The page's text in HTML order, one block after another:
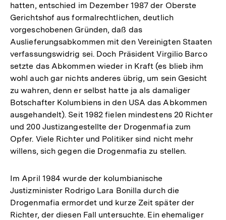
hatten, entschied im Dezember 1987 der Oberste
Gerichtshof aus formalrechtlichen, deutlich
vorgeschobenen Gründen, daß das
Auslieferungsabkommen mit den Vereinigten Staaten
verfassungswidrig sei. Doch Präsident Virgilio Barco
setzte das Abkommen wieder in Kraft (es blieb ihm
wohl auch gar nichts anderes übrig, um sein Gesicht
zu wahren, denn er selbst hatte ja als damaliger
Botschafter Kolumbiens in den USA das Abkommen
ausgehandelt). Seit 1982 fielen mindestens 20 Richter
und 200 Justizangestellte der Drogenmafia zum
Opfer. Viele Richter und Politiker sind nicht mehr
willens, sich gegen die Drogenmafia zu stellen.
Im April 1984 wurde der kolumbianische
Justizminister Rodrigo Lara Bonilla durch die
Drogenmafia ermordet und kurze Zeit später der
Richter, der diesen Fall untersuchte. Ein ehemaliger